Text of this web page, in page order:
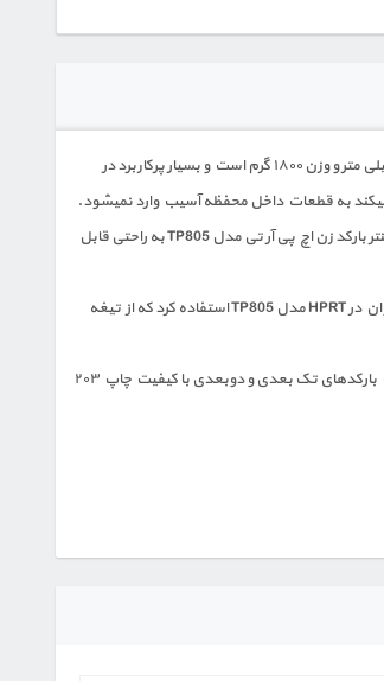
فیش پرینتر اچ پی آر تی مدل TP805 جزو پرینترهای رومیزی شرکت HPRT محسوب میشود که میتوان به صورت دیواری هم از این فیش پرینتر استفاده کرد که دارای ابعاد ۱۴۸ × ۱۴۹ × ۱۹۶ میلی متر و وزن ۱۸۰۰ گرم است و بسیار پرکاربرد در
فیش پرینتر اچ پی آر تی مدل TP805 دارای پورت USB است که در صورت نیاز میتوان آن را به پورت های Serial ,WiFi , Bluetooth ,Parallel ,LAN تغییر داد و درایور های موجود برای این پرینتر بارکد زن اچ پی آر تی مدل TP805 به راحتی قابل
از نقاط قوت فیش پرینتر اچ پی آر تی مدل TP805 این میباشد که در هنگام اتمام کاغذ، سنسور آن فعال میشود و کاربر را متوجه میکند، همینطور از رول های با عرض حداکثر ۵۸ میلیمتری میتوان در HPRT مدل TP805 استفاده کرد که از تیغه
از دلایلی که باعث فروش بالای فیش پرینتر HPRT مدل TP805 شده است وجود نرم افزاری برای مدیریت آسانتر دستگاه میباشد که کاربر تمامی تنظیمات را به راحتی ست میکند و امکان چاپ بارکدهای تک بعدی و دوبعدی با کیفیت چاپ ۲۰۳